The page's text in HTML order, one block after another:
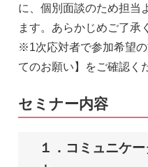
に、個別面談のため担当
ます。あらかじめご了承
※1次応対者で参加希望
てのお願い】をご確認く
セミナー内容
１．コミュニケ